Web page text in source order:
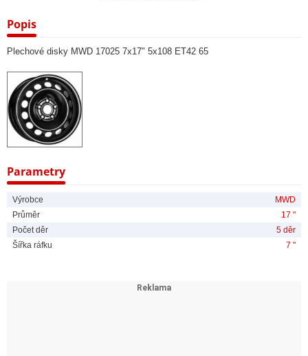
Popis
Plechové disky MWD 17025 7x17" 5x108 ET42 65
Parametry
Výrobce
MWD
Průměr
17 "
Počet děr
5 děr
Šířka ráfku
7 "